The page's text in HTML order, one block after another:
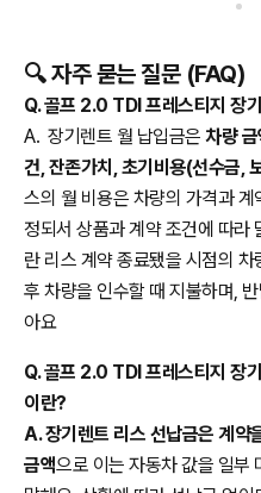
🔍 자주 묻는 질문 (FAQ)
Q. 골프 2.0 TDI 프레스티지 장
A. 장기렌트 월 납입금은 차량
건, 잔존가치, 초기비용(선수금,
스의 월 비용은 차량의 가격과
정되서 상품과 계약 조건에 따라
란 리스 계약 종료됐을 시점의
후 차량을 인수할 때 지불하며,
아요
Q. 골프 2.0 TDI 프레스티지 장
이란?
A. 장기렌트 리스 선납금은 계약
금액으로 이는 자동차 값을 일부